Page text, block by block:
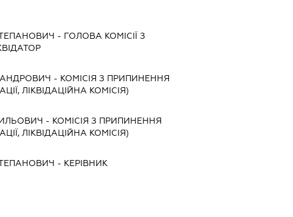
- ГОЛОВА КОМІСІЇ З
- КОМІСІЯ З ПРИПИНЕННЯ
ЛІКВІДАЦІЙНА КОМІСІЯ)
- КОМІСІЯ З ПРИПИНЕННЯ
ЛІКВІДАЦІЙНА КОМІСІЯ)
- КЕРІВНИК